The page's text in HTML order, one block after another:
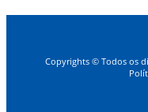
Copyrights © Todos os